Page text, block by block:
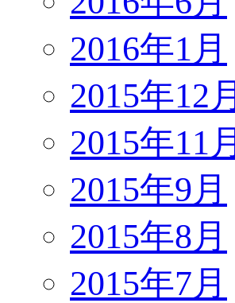
2016年1月
2015年12月
2015年11月
2015年9月
2015年8月
2015年7月